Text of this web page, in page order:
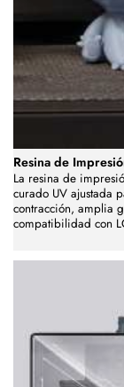
Resina de
La resina de
curado UV ajustada
contracción, amplia
compatibilidad con